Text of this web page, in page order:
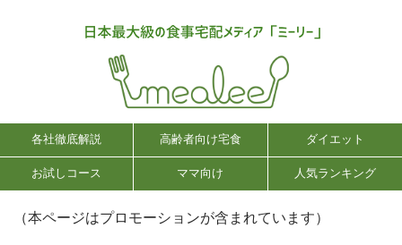
各社徹底解説 高齢者向け宅食 ダイエット
お試しコース ママ向け 人気ランキング
（本ページはプロモーションが含まれています）